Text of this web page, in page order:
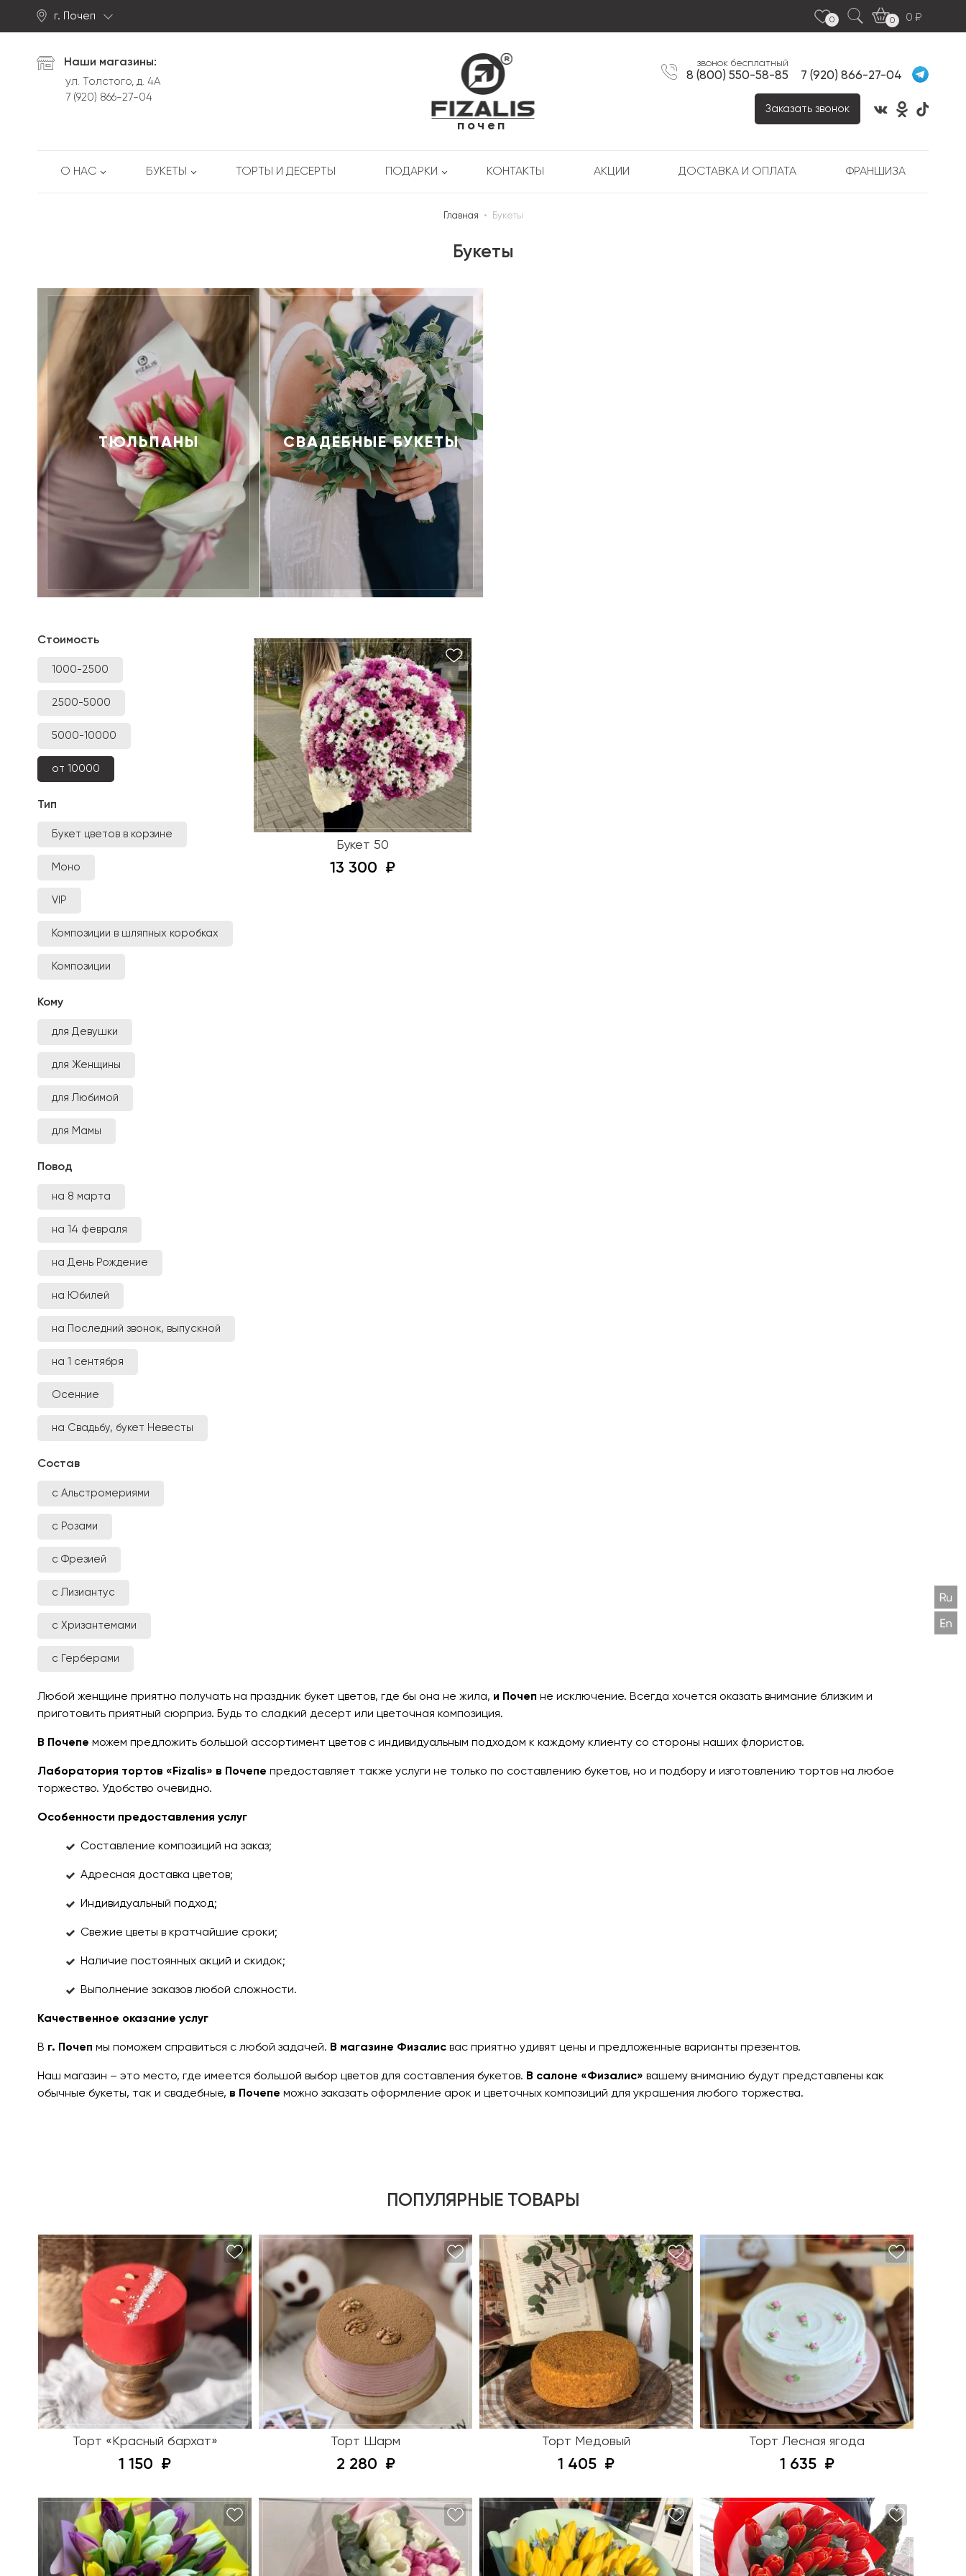
г. Почеп 0 0
0
почеп
Наши магазины:
ул. Толстого, д. 4А
7 (920) 866-27-04
8 (800) 550-58-85
звонок бесплатный
7 (920) 866-27-04
Заказать звонок
О НАС БУКЕТЫ ТОРТЫ И ДЕСЕРТЫ ПОДАРКИ КОНТАКТЫ АКЦИИ ДОСТАВКА И ОПЛАТА ФРАНШИЗА
Главная • Букеты
Букеты
ТЮЛЬПАНЫ СВАДЕБНЫЕ БУКЕТЫ
Стоимость
1000-2500
2500-5000
5000-10000
от 10000
Тип
Букет цветов в корзине
Моно
VIP
Композиции в шляпных коробках
Композиции
Кому
для Девушки
для Женщины
для Любимой
для Мамы
Повод
на 8 марта
на 14 февраля
на День Рождение
на Юбилей
на Последний звонок, выпускной
на 1 сентября
Осенние
на Свадьбу, букет Невесты
Состав
с Альстромериями
с Розами
с Фрезией
с Лизиантус
с Хризантемами
с Герберами
Букет 50
13 300
Любой женщине приятно получать на праздник букет цветов, где бы она не жила, и Почеп не исключение. Всегда хочется оказать внимание близким и
приготовить приятный сюрприз. Будь то сладкий десерт или цветочная композиция.
В Почепе можем предложить большой ассортимент цветов с индивидуальным подходом к каждому клиенту со стороны наших флористов.
Лаборатория тортов «Fizalis» в Почепе предоставляет также услуги не только по составлению букетов, но и подбору и изготовлению тортов на любое
торжество. Удобство очевидно.
Особенности предоставления услуг
Составление композиций на заказ;
Адресная доставка цветов;
Индивидуальный подход;
Свежие цветы в кратчайшие сроки;
Наличие постоянных акций и скидок;
Выполнение заказов любой сложности.
Качественное оказание услуг
В г. Почеп мы поможем справиться с любой задачей. В магазине Физалис вас приятно удивят цены и предложенные варианты презентов.
Наш магазин – это место, где имеется большой выбор цветов для составления букетов. В салоне «Физалис» вашему вниманию будут представлены как
обычные букеты, так и свадебные, в Почепе можно заказать оформление арок и цветочных композиций для украшения любого торжества.
ПОПУЛЯРНЫЕ ТОВАРЫ
Торт «Красный бархат»
1 150
Торт Шарм
2 280
Торт Медовый
1 405
Торт Лесная ягода
1 635